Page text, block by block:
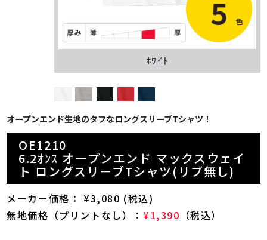
ﾎﾜｲﾄ
オープンエンド生地のタフなロングスリーブTシャツ！
OE1210
6.2ｵﾝｽ オープンエンド マックスウェイ
ト ロングスリーブTシャツ(リブ無し)
メーカー価格： ¥3,080 (税込)
無地価格（プリントなし）： ¥1,390 （税込）